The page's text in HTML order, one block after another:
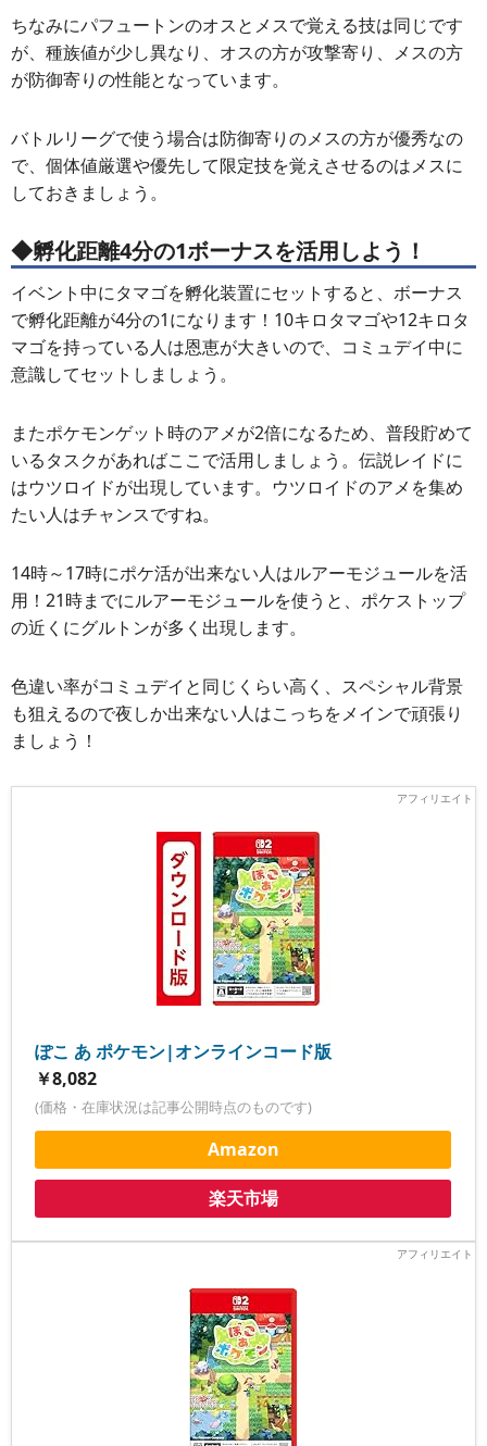
ちなみにパフュートンのオスとメスで覚える技は同じです
が、種族値が少し異なり、オスの方が攻撃寄り、メスの方
が防御寄りの性能となっています。
バトルリーグで使う場合は防御寄りのメスの方が優秀なの
で、個体値厳選や優先して限定技を覚えさせるのはメスに
しておきましょう。
◆孵化距離4分の1ボーナスを活用しよう！
イベント中にタマゴを孵化装置にセットすると、ボーナス
で孵化距離が4分の1になります！10キロタマゴや12キロタ
マゴを持っている人は恩恵が大きいので、コミュデイ中に
意識してセットしましょう。
またポケモンゲット時のアメが2倍になるため、普段貯めて
いるタスクがあればここで活用しましょう。伝説レイドに
はウツロイドが出現しています。ウツロイドのアメを集め
たい人はチャンスですね。
14時～17時にポケ活が出来ない人はルアーモジュールを活
用！21時までにルアーモジュールを使うと、ポケストップ
の近くにグルトンが多く出現します。
色違い率がコミュデイと同じくらい高く、スペシャル背景
も狙えるので夜しか出来ない人はこっちをメインで頑張り
ましょう！
ぽこ あ ポケモン|オンラインコード版
￥8,082
(価格・在庫状況は記事公開時点のものです)
Amazon
楽天市場